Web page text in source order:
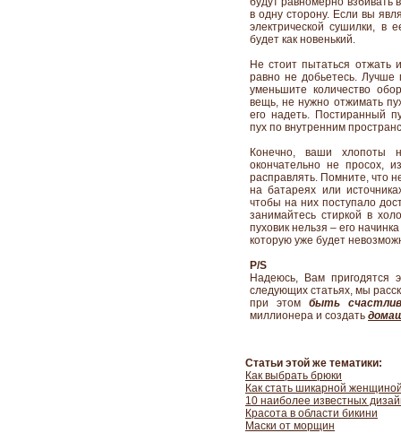
в одну сторону. Если вы
электрической сушилки, в
будет как новенький.
Не стоит пытаться отжать
равно не добьетесь.
уменьшите количество
вещь, не нужно отжимать
его надеть. Постиранный
пух по внутренним
Конечно, ваши хлопоты
окончательно не просох,
расправлять. Помните, что
на батареях или
чтобы на них поступало
занимайтесь стиркой в
пуховик нельзя – его
которую уже будет
P/S
Надеюсь, Вам
следующих статьях, мы
при этом быть
миллионера и создать
Статьи этой же тематики:
Как выбрать брюки
Как стать шикарной
10 наиболее известных
Красота в области бикини
Маски от морщин